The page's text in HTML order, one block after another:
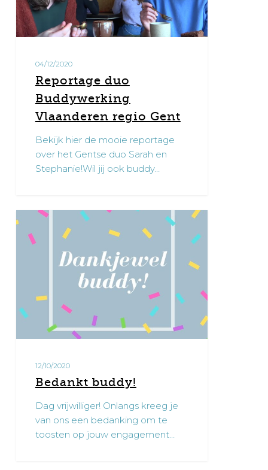
04/12/2020
Reportage duo
Buddywerking
Vlaanderen regio Gent
Bekijk hier de mooie reportage
over het Gentse duo Sarah en
Stephanie!Wil jij ook buddy…
Bedankt
buddy!
12/10/2020
Bedankt buddy!
Dag vrijwilliger! Onlangs kreeg je
van ons een bedanking om te
toosten op jouw engagement…